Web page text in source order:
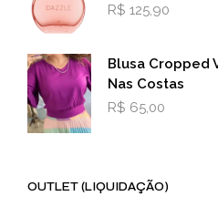
R$ 125,90
Blusa Cropped
Nas Costas
R$ 65,00
OUTLET (LIQUIDAÇÃO)